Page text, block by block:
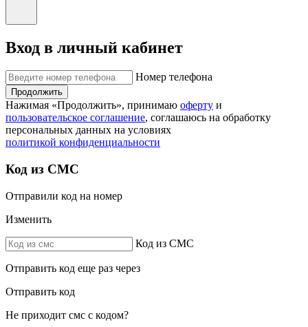
Вход в личный кабинет
Номер телефона
Продолжить
Нажимая «Продолжить», принимаю оферту и
пользовательское соглашение, соглашаюсь на обработку
персональных данных на условиях
политикой конфиденциальности
Код из СМС
Отправили код на номер
Изменить
Код из СМС
Отправить код еще раз через
Отправить код
Не приходит смс с кодом?